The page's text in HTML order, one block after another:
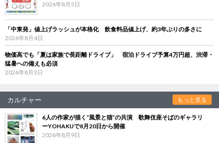
2026年8月5日
「中東発」値上げラッシュが本格化 飲食料品値上げ、約3年ぶりの多さに
2026年8月4日
物価高でも「夏は家族で長距離ドライブ」 宿泊ドライブ予算4万円超、渋滞・
猛暑への備えも必須
2026年8月3日
カルチャー もっと見る
6人の作家が描く“風景と猫”の共演 歌舞伎座そばのギャラリ
ーYOHAKUで8月20日から開催
2026年8月9日